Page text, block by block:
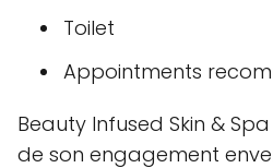
Toilet
Appointments
Beauty Infused Skin &
de son engagement